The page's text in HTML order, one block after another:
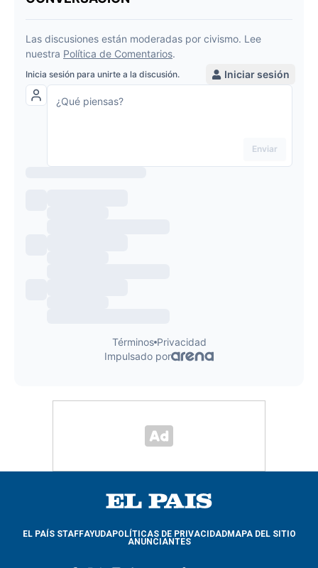
EL PAÍS STAFFAYUDAPOLÍTICAS DE PRIVACIDADMAPA DEL SITIO
ANUNCIANTES